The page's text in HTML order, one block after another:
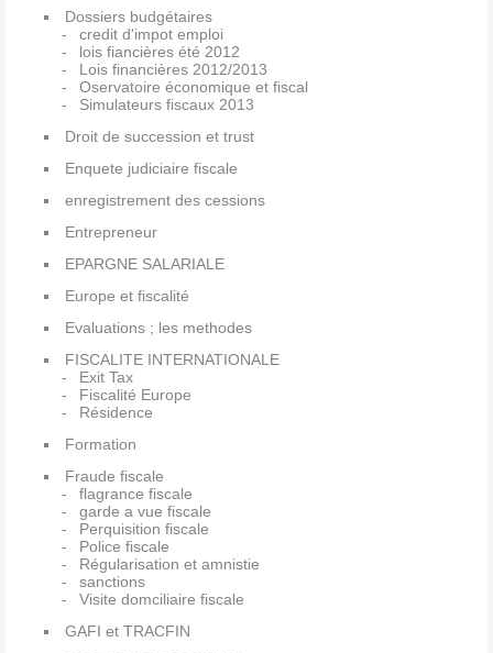
Dossiers budgétaires
credit d'impot emploi
lois fiancières été 2012
Lois financières 2012/2013
Oservatoire économique et fiscal
Simulateurs fiscaux 2013
Droit de succession et trust
Enquete judiciaire fiscale
enregistrement des cessions
Entrepreneur
EPARGNE SALARIALE
Europe et fiscalité
Evaluations ; les methodes
FISCALITE INTERNATIONALE
Exit Tax
Fiscalité Europe
Résidence
Formation
Fraude fiscale
flagrance fiscale
garde a vue fiscale
Perquisition fiscale
Police fiscale
Régularisation et amnistie
sanctions
Visite domciliaire fiscale
GAFI et TRACFIN